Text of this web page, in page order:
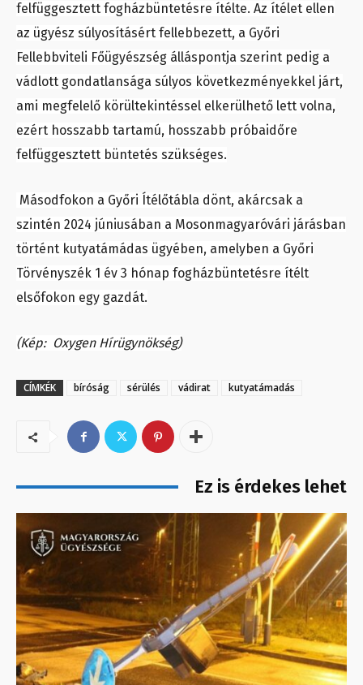
felfüggesztett fogházbüntetésre ítélte. Az ítélet ellen
az ügyész súlyosításért fellebbezett, a Győri
Fellebbviteli Főügyészség álláspontja szerint pedig a
vádlott gondatlansága súlyos következményekkel járt,
ami megfelelő körültekintéssel elkerülhető lett volna,
ezért hosszabb tartamú, hosszabb próbaidőre
felfüggesztett büntetés szükséges.
Másodfokon a Győri Ítélőtábla dönt, akárcsak a
szintén 2024 júniusában a Mosonmagyaróvári járásban
történt kutyatámádas ügyében, amelyben a Győri
Törvényszék 1 év 3 hónap fogházbüntetésre ítélt
elsőfokon egy gazdát.
(Kép: Oxygen Hírügynökség)
CÍMKÉK bíróság sérülés vádirat kutyatámadás
Ez is érdekes lehet